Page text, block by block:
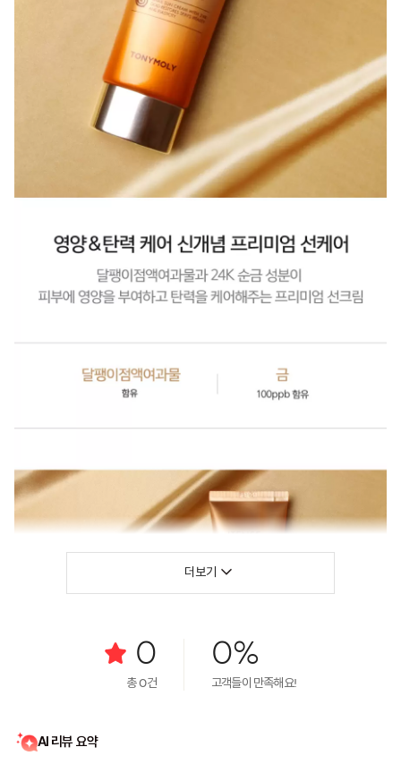
더보기
0
총0건
0%
고객들이 만족해요!
AI 리뷰 요약